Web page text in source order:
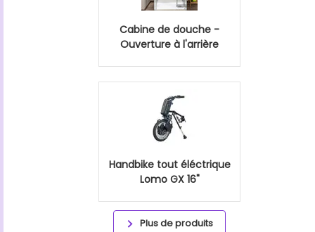
Cabine de douche -
Ouverture à l'arrière
Handbike tout éléctrique
Lomo GX 16"
Plus de produits